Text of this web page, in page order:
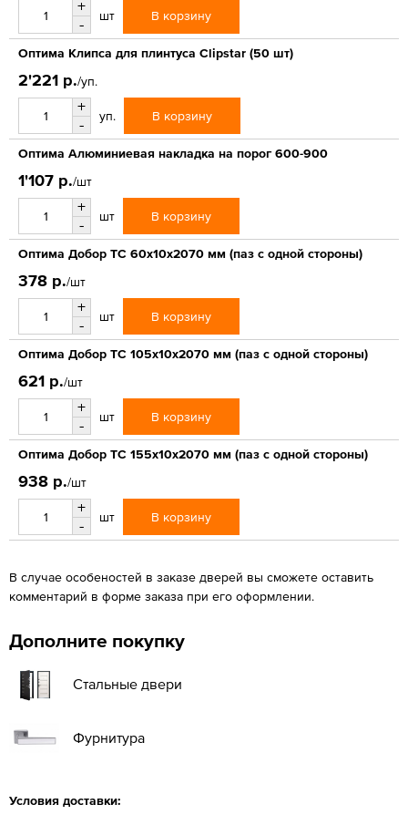
+
-
шт В корзину
Оптима Клипса для плинтуса Clipstar (50 шт)
2'221 р./уп.
+
-
уп. В корзину
Оптима Алюминиевая накладка на порог 600-900
1'107 р./шт
+
-
шт В корзину
Оптима Добор ТС 60х10х2070 мм (паз с одной стороны)
378 р./шт
+
-
шт В корзину
Оптима Добор ТС 105х10х2070 мм (паз с одной стороны)
621 р./шт
+
-
шт В корзину
Оптима Добор ТС 155х10х2070 мм (паз с одной стороны)
938 р./шт
+
-
шт В корзину
В случае особеностей в заказе дверей вы сможете оставить
комментарий в форме заказа при его оформлении.
Дополните покупку
Стальные двери
Фурнитура
Условия доставки: